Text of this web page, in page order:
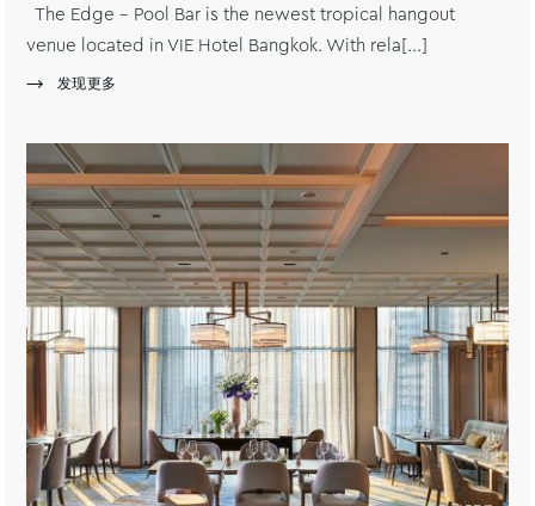
The Edge – Pool Bar is the newest tropical hangout
venue located in VIE Hotel Bangkok. With rela[...]
发现更多